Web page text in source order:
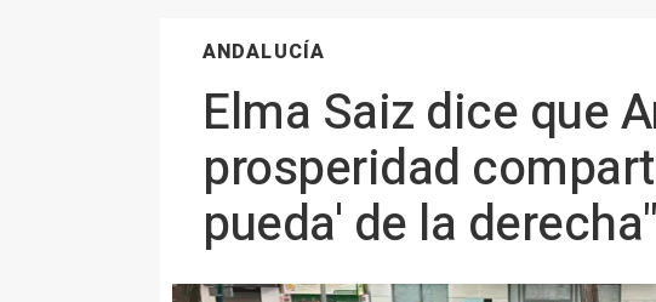
ANDALUCÍA
Elma Saiz dice que
prosperidad
pueda' de la derecha"